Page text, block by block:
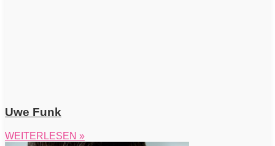
Uwe Funk
WEITERLESEN »